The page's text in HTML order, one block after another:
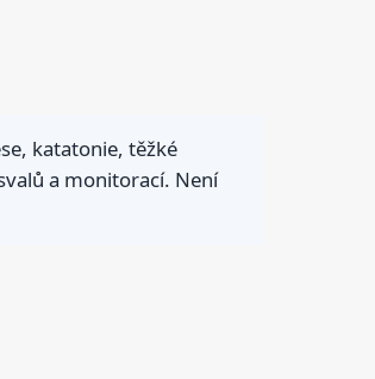
katatonie, těžké
a monitorací. Není